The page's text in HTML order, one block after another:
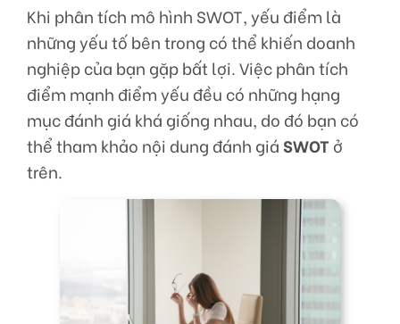
Khi phân tích mô hình SWOT, yếu điểm là
những yếu tố bên trong có thể khiến doanh
nghiệp của bạn gặp bất lợi. Việc phân tích
điểm mạnh điểm yếu đều có những hạng
mục đánh giá khá giống nhau, do đó bạn có
thể tham khảo nội dung đánh giáSWOT ở
trên.